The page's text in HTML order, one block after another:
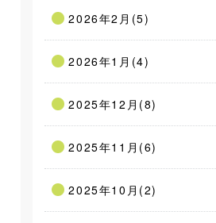
2026年2月(5)
2026年1月(4)
2025年12月(8)
2025年11月(6)
2025年10月(2)